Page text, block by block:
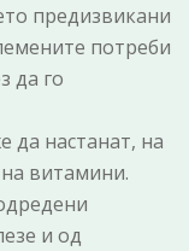
предизвикани
потреби
да го
да настанат, на
витамини.
и од